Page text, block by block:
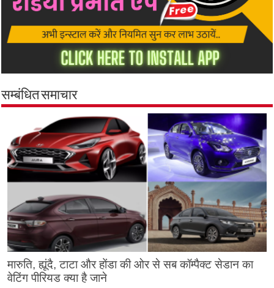
सम्बंधित समाचार
मारुति, ह्यूंदै, टाटा और होंडा की ओर से सब कॉम्पैक्ट सेडान का
वेटिंग पीरियड क्या है जाने